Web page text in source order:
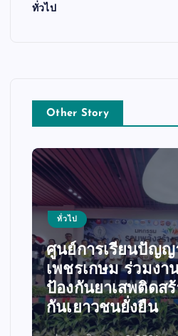
ทั่วไป
Other Story
ปัญญาภิวัฒน์
มงานมหกรรม
ดสร้างเกราะคุ้ม